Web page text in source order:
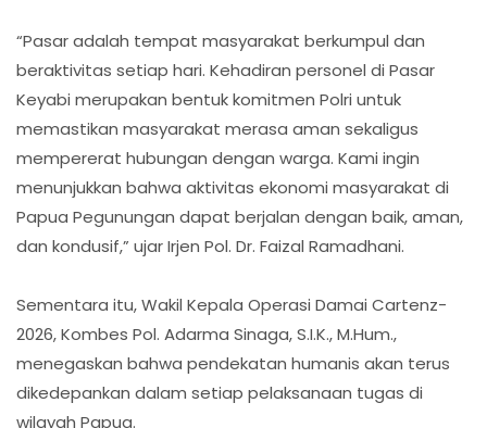
“Pasar adalah tempat masyarakat berkumpul dan
beraktivitas setiap hari. Kehadiran personel di Pasar
Keyabi merupakan bentuk komitmen Polri untuk
memastikan masyarakat merasa aman sekaligus
mempererat hubungan dengan warga. Kami ingin
menunjukkan bahwa aktivitas ekonomi masyarakat di
Papua Pegunungan dapat berjalan dengan baik, aman,
dan kondusif,” ujar Irjen Pol. Dr. Faizal Ramadhani.
Sementara itu, Wakil Kepala Operasi Damai Cartenz-
2026, Kombes Pol. Adarma Sinaga, S.I.K., M.Hum.,
menegaskan bahwa pendekatan humanis akan terus
dikedepankan dalam setiap pelaksanaan tugas di
wilayah Papua.